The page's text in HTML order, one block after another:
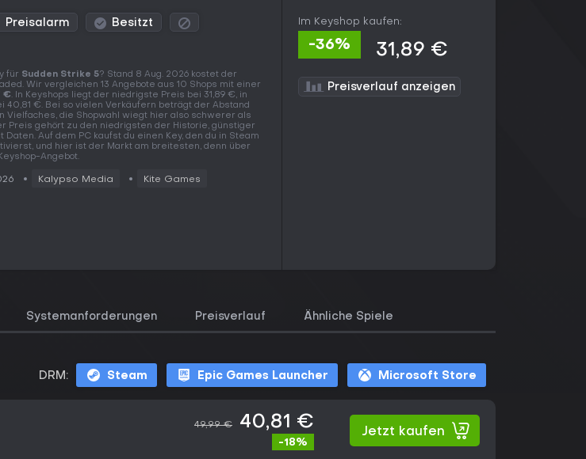
Preisalarm Besitzt
für Sudden Strike 5? Stand 8 Aug. 2026 kostet der
Wir vergleichen 13 Angebote aus 10 Shops mit einer
€. In Keyshops liegt der niedrigste Preis bei 31,89 €, in
40,81 €. Bei so vielen Verkäufern beträgt der Abstand
Vielfaches, die Shopwahl wiegt hier also schwerer als
Preis gehört zu den niedrigsten der Historie, günstiger
Daten. Auf dem PC kaufst du einen Key, den du in Steam
und hier ist der Markt am breitesten, denn über
Angebot.
Kalypso Media Kite Games
Im Keyshop kaufen:
-36% 31,89 €
Preisverlauf anzeigen
Systemanforderungen Preisverlauf Ähnliche Spiele
DRM: Steam Epic Games Launcher Microsoft Store
49,99 € 40,81 €
-18%
Jetzt kaufen